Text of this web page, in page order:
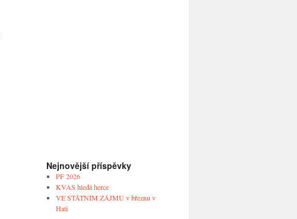
Nejnovější příspěvky
PF 2026
KVAS hledá herce
VE STÁTNÍM ZÁJMU v březnu v
Hati